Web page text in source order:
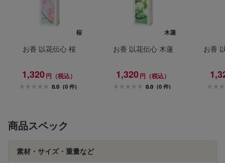
お香 以花伝心 桜
1,320円（税込）
0.0 (0 件)
お香 以花伝心 木蓮
1,320円（税込）
0.0 (0 件)
お香
商品スペック
素材・サイズ・重量など